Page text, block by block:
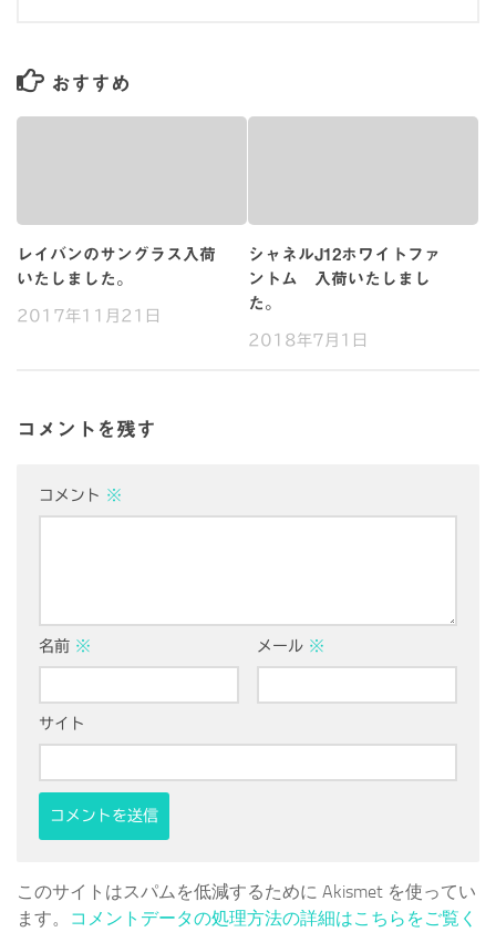
おすすめ
レイバンのサングラス入荷
いたしました。
2017年11月21日
シャネルJ12ホワイトファ
ントム 入荷いたしまし
た。
2018年7月1日
コメントを残す
コメント ※
名前 ※ メール ※
サイト
このサイトはスパムを低減するために Akismet を使ってい
ます。
コメントデータの処理方法の詳細はこちらをご覧く